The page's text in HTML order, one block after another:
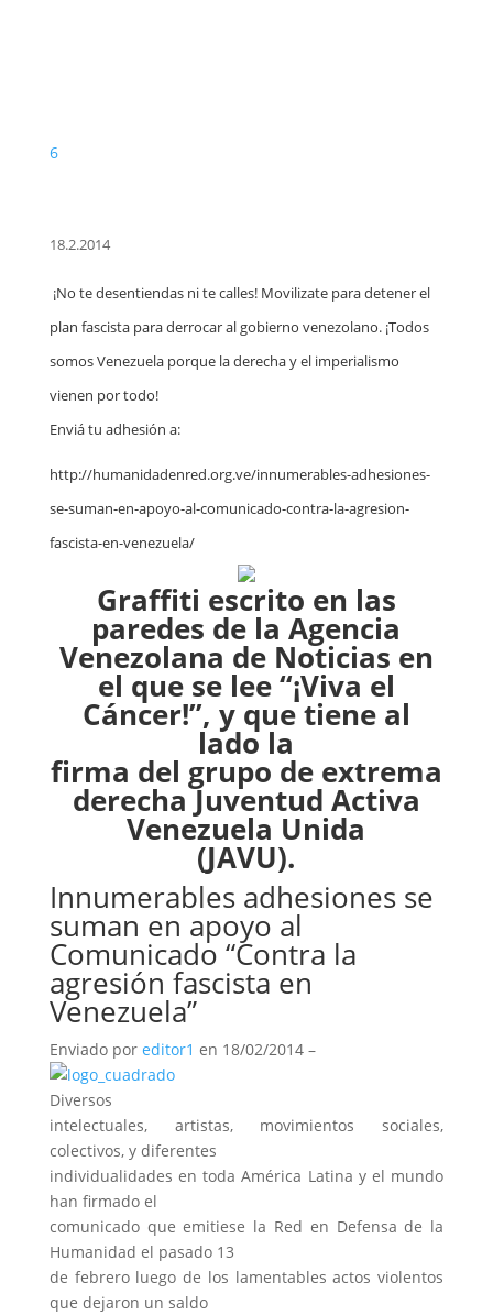
6
18.2.2014
¡No te desentiendas ni te calles! Movilizate para detener el
plan fascista para derrocar al gobierno venezolano. ¡Todos
somos Venezuela porque la derecha y el imperialismo
vienen por todo!
Enviá tu adhesión a:
http://humanidadenred.org.ve/innumerables-adhesiones-
se-suman-en-apoyo-al-comunicado-contra-la-agresion-
fascista-en-venezuela/
Graffiti escrito en las
paredes de la Agencia
Venezolana de Noticias en
el que se lee “¡Viva el
Cáncer!”, y que tiene al
lado la
firma del grupo de extrema
derecha Juventud Activa
Venezuela Unida
(JAVU).
Innumerables adhesiones se
suman en apoyo al
Comunicado “Contra la
agresión fascista en
Venezuela”
Enviado por editor1 en 18/02/2014 –
Diversos
intelectuales, artistas, movimientos sociales,
colectivos, y diferentes
individualidades en toda América Latina y el mundo
han firmado el
comunicado que emitiese la Red en Defensa de la
Humanidad el pasado 13
de febrero luego de los lamentables actos violentos
que dejaron un saldo